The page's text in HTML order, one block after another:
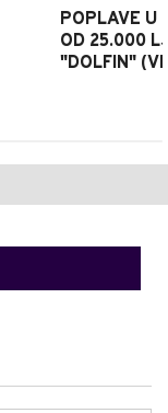
POPLAVE U
OD 25.000
"DOLFIN"